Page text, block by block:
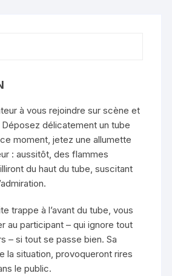
à vous rejoindre sur scène et
délicatement un tube
moment, jetez une allumette
: aussitôt, des flammes
du haut du tube, suscitant
trappe à l’avant du tube, vous
au participant – qui ignore tout
– si tout se passe bien. Sa
la situation, provoqueront rires
le public.